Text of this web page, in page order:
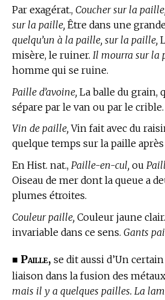
Par exagérat., Coucher sur la
sur la paille, Être dans une
quelqu’un à la paille, sur la paille,
misère, le ruiner. Il mourra sur la
homme qui se ruine.
Paille d’avoine, La balle du grain,
sépare par le van ou par le crible.
Vin de paille,Vin fait avec du
quelque temps sur la paille
En Hist. nat., Paille-en-cul, ou
Oiseau de mer dont la queue a
plumes étroites.
Couleur paille, Couleur jaune clair.
invariable dans ce sens. Gants
■ Paille, se dit aussi d’Un
liaison dans la fusion des
mais il y a quelques pailles. La